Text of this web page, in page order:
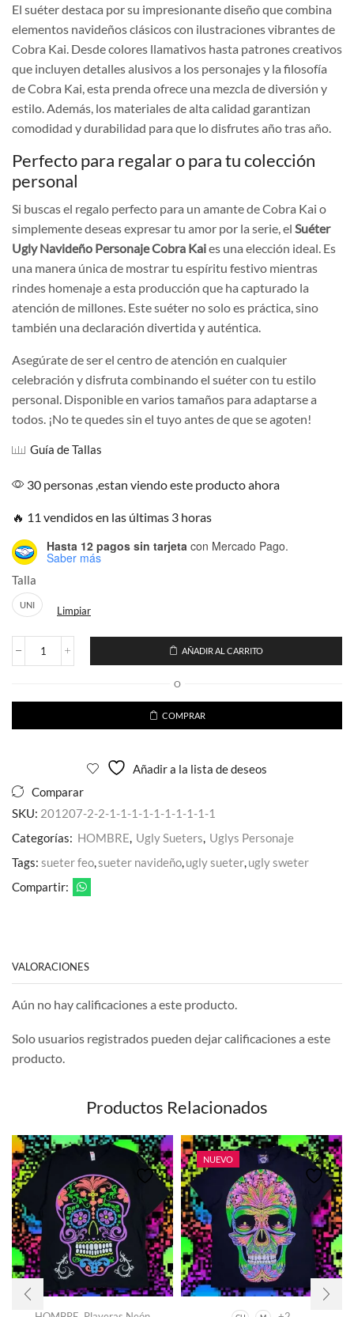
El suéter destaca por su impresionante diseño que combina
elementos navideños clásicos con ilustraciones vibrantes de
Cobra Kai. Desde colores llamativos hasta patrones creativos
que incluyen detalles alusivos a los personajes y la filosofía
de Cobra Kai, esta prenda ofrece una mezcla de diversión y
estilo. Además, los materiales de alta calidad garantizan
comodidad y durabilidad para que lo disfrutes año tras año.
Perfecto para regalar o para tu colección
personal
Si buscas el regalo perfecto para un amante de Cobra Kai o
simplemente deseas expresar tu amor por la serie, el Suéter
Ugly Navideño Personaje Cobra Kaies una elección ideal. Es
una manera única de mostrar tu espíritu festivo mientras
rindes homenaje a esta producción que ha capturado la
atención de millones. Este suéter no solo es práctica, sino
también una declaración divertida y auténtica.
Asegúrate de ser el centro de atención en cualquier
celebración y disfruta combinando el suéter con tu estilo
personal. Disponible en varios tamaños para adaptarse a
todos. ¡No te quedes sin el tuyo antes de que se agoten!
Guía de Tallas
30 personas ,estan viendo este producto ahora
🔥 11 vendidos en las últimas 3 horas
Hasta 12 pagos sin tarjeta con Mercado Pago.
Saber más
Talla
UNI Limpiar
Suéter
Personaje
Kai
AÑADIR AL CARRITO
O
COMPRAR
Añadir a la lista de deseos
Comparar
SKU: 201207-2-2-1-1-1-1-1-1-1-1-1-1
Categorías: HOMBRE, Ugly Sueters, Uglys Personaje
Tags: sueter feo,sueter navideño,ugly sueter,ugly sweter
Compartir:
VALORACIONES
Aún no hay calificaciones a este producto.
Solo usuarios registrados pueden dejar calificaciones a este
producto.
Productos Relacionados
NUEVO